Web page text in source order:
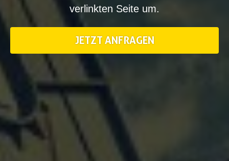
verlinkten Seite um.
JETZT ANFRAGEN